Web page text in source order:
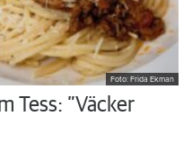
Foto: Frida Ekman
Tess: ”Väcker